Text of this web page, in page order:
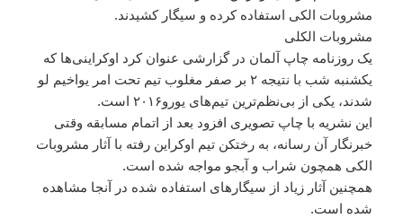
مشروبات الکی استفاده کرده و سیگار کشیدند.
مشروبات الکلی
یک روزنامه چاپ آلمان در گزارشی عنوان کرد اوکراینی‌ها که
یکشنبه شب با نتیجه ۲ بر صفر مغلوب تیم تحت امر یواخیم لو
شدند، یکی از بی‌نظم‌ترین تیم‌های یورو۲۰۱۶ است.
این نشریه با چاپ تصویری افزود بعد از اتمام مسابقه وقتی
خبرنگار آن رسانه، به رختکن تیم اوکراین رفته با آثار مشروبات
الکی همچون شراب و آبجو مواجه شده است.
همچنین آثار زیاد از سیگارهای استفاده شده در آنجا مشاهده
شده است.